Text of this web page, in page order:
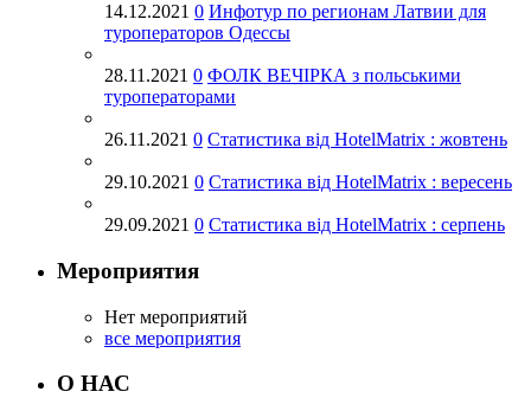
14.12.2021 0 Инфотур по регионам Латвии для
туроператоров Одессы
28.11.2021 0 ФОЛК ВЕЧІРКА з польськими
туроператорами
26.11.2021 0 Статистика від HotelMatrix : жовтень
29.10.2021 0 Статистика від HotelMatrix : вересень
29.09.2021 0 Статистика від HotelMatrix : серпень
Мероприятия
Нет мероприятий
все мероприятия
О НАС